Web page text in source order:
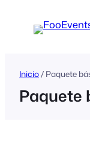
Inicio/ Paquete
Paquete